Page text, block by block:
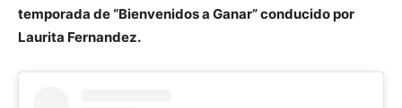
temporada de “Bienvenidos a Ganar” conducido por
Laurita Fernandez.